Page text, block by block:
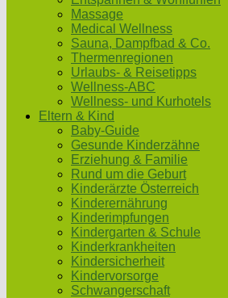
Massage
Medical Wellness
Sauna, Dampfbad & Co.
Thermenregionen
Urlaubs- & Reisetipps
Wellness-ABC
Wellness- und Kurhotels
Eltern & Kind
Baby-Guide
Gesunde Kinderzähne
Erziehung & Familie
Rund um die Geburt
Kinderärzte Österreich
Kinderernährung
Kinderimpfungen
Kindergarten & Schule
Kinderkrankheiten
Kindersicherheit
Kindervorsorge
Schwangerschaft